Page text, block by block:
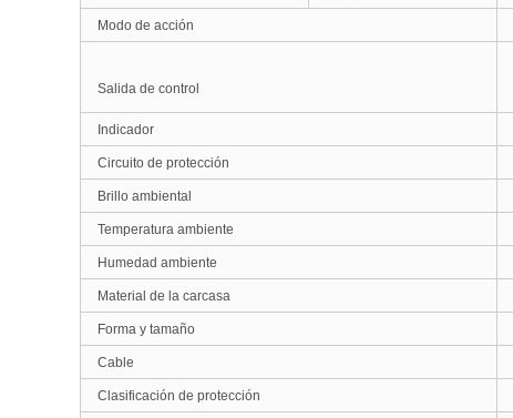
Modo de acción
Salida de control
Indicador
Circuito de protección
Brillo ambiental
Temperatura ambiente
Humedad ambiente
Material de la carcasa
Forma y tamaño
Cable
Clasificación de protección